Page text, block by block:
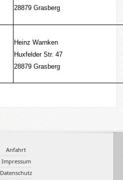
Anfahrt
Impressum
Datenschutz
28879 Grasberg
Heinz Warnken
Huxfelder Str. 47
28879 Grasberg